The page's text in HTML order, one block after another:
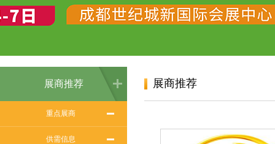
展商推荐
重点展商
供需信息
展商推荐